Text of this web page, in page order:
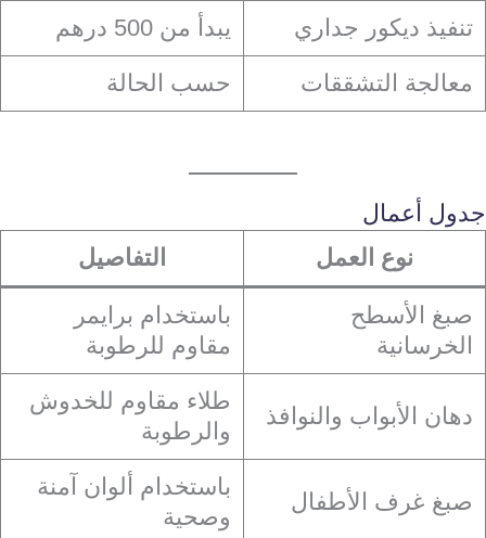
تنفيذ ديكور جداري يبدأ من 500 درهم
معالجة التشققات حسب الحالة
جدول أعمال
نوع العمل
التفاصيل
صبغ الأسطح
الخرسانية
باستخدام برايمر
مقاوم للرطوبة
دهان الأبواب والنوافذ
طلاء مقاوم للخدوش
والرطوبة
صبغ غرف الأطفال
باستخدام ألوان آمنة
وصحية